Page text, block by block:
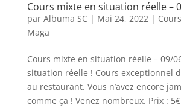
Cours mixte en situation réelle –
par Albuma SC | Mai 24, 2022| Cours
Maga
Cours mixte en situation réelle – 09/
situation réelle ! Cours exceptionnel
au restaurant. Vous n’avez encore
comme ça ! Venez nombreux. Prix :